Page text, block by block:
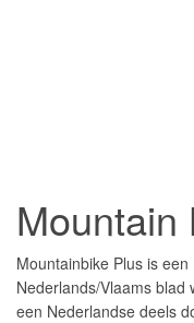
Mountain
Mountainbike Plus is een
Nederlands/Vlaams blad
een Nederlandse deels